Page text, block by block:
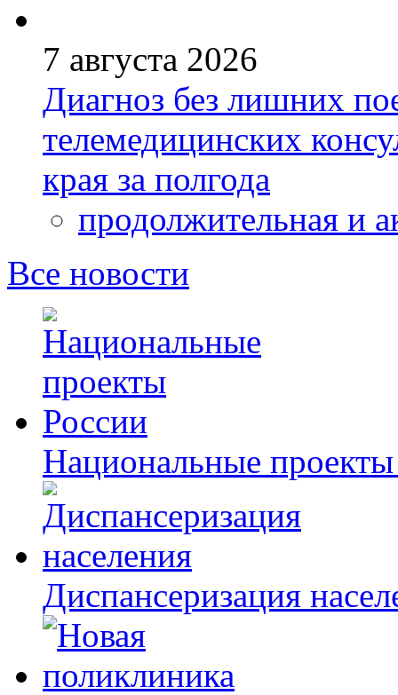
7 августа 2026
Диагноз без лишних
телемедицинских
края за полгода
продолжительная и
Все новости
Национальные
Диспансеризация